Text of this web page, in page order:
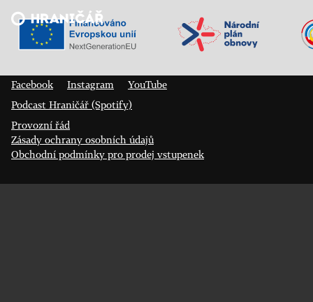
Veřejný sál Hraničář, spolek
Facebook
Instagram
YouTube
Podcast Hraničář (Spotify)
Provozní řád
Zásady ochrany osobních údajů
Obchodní podmínky pro prodej vstupenek